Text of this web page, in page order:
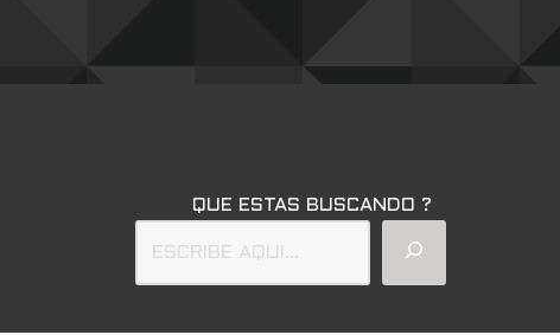
QUE ESTAS BUSCANDO ?